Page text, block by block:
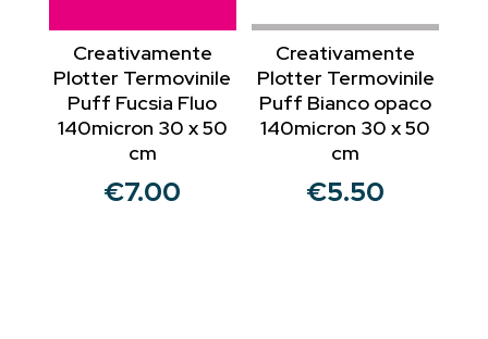
Creativamente
Plotter Termovinile
Puff Fucsia Fluo
140micron 30 x 50
cm
€7.00
Creativamente
Plotter Termovinile
Puff Bianco opaco
140micron 30 x 50
cm
€5.50